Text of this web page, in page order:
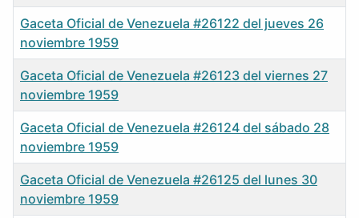
Gaceta Oficial de Venezuela #26122 del jueves 26
noviembre 1959
Gaceta Oficial de Venezuela #26123 del viernes 27
noviembre 1959
Gaceta Oficial de Venezuela #26124 del sábado 28
noviembre 1959
Gaceta Oficial de Venezuela #26125 del lunes 30
noviembre 1959